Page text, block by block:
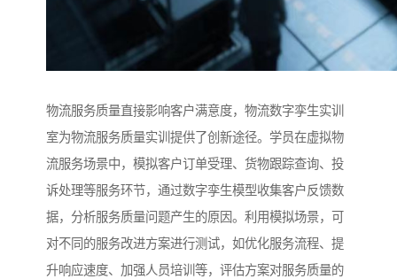
物流服务质量直接影响客户满意度，物流数字孪生实训
室为物流服务质量实训提供了创新途径。学员在虚拟物
流服务场景中，模拟客户订单受理、货物跟踪查询、投
诉处理等服务环节，通过数字孪生模型收集客户反馈数
据，分析服务质量问题产生的原因。利用模拟场景，可
对不同的服务改进方案进行测试，如优化服务流程、提
升响应速度、加强人员培训等，评估方案对服务质量的